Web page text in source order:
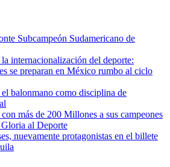
Subcampeón Sudamericano de
internacionalización del deporte:
se preparan en México rumbo al ciclo
balonmano como disciplina de
más de 200 Millones a sus campeones
al Deporte
nuevamente protagonistas en el billete